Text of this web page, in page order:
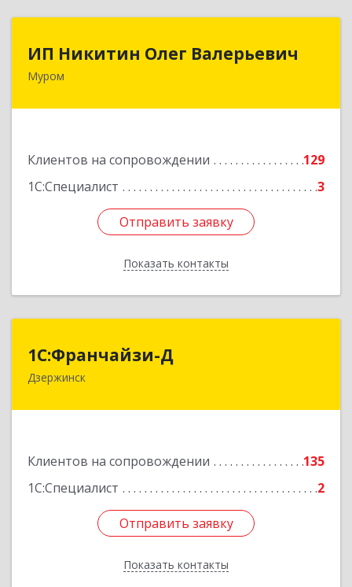
ИП Никитин Олег Валерьевич
Муром
Клиентов на сопровождении
129
1С:Специалист
3
Отправить заявку
Показать контакты
Отправить заявку
Назад
1С:Франчайзи-Д
Дзержинск
Клиентов на сопровождении
135
1С:Специалист
2
Отправить заявку
Показать контакты
606025, Нижегородская обл, Дзержинск г,
Отправить заявку
Назад